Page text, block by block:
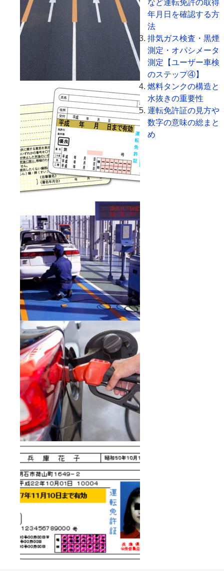
など運転免許の取得
年月日を確認する方
法
排気ガス検査・黒煙
測定・オパシメータ
測定【ユーザー車検
のステップ④】
燃料タンクの構造と
水抜きの重要性
運転免許証の見方や
数字の意味の総まと
め